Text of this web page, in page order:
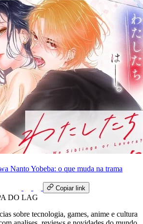
Nanto Yobeba: o que muda na trama
Copiar link
DO LAG
sobre tecnologia, games, anime e cultura